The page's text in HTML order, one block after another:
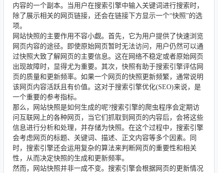
内容的一个副本。当用户在搜索引擎中输入关键词进行搜索时，
除了展示相关的网页链接，还会在链接下方显示一个“快照”的选
项。
网站快照的主要作用不容小觑。首先，它为用户提供了快速浏览
网页内容的途径。即使原始网页暂时无法访问，用户仍然可以通
过快照大致了解网页的主要信息。这在网络不稳定或者原始网页
出现故障时，显得尤为重要。其次，快照有助于搜索引擎评估网
页的质量和更新频率。如果一个网页的快照更新频繁，通常说明
该网页内容活跃且有价值。这对于搜索引擎优化(SEO)来说，是
一个重要的参考指标。
那么，网站快照是如何生成的呢?搜索引擎的爬虫程序会定期访
问互联网上的各种网页，当它们抓取到网页的内容后，会将这些
信息进行分析和处理，并存储为快照。在这个过程中，搜索引擎
会考虑网页的标题、关键词、描述、正文内容等多个因素。同
时，搜索引擎还会运用复杂的算法来判断网页的重要性和相关
性，从而决定快照的生成和更新频率。
然而，网站快照并非一成不变。搜索引擎会根据网页的更新情况